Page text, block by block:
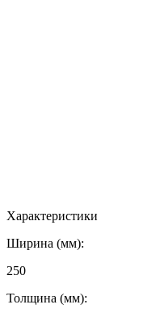
Характеристики
Ширина (мм):
250
Толщина (мм):